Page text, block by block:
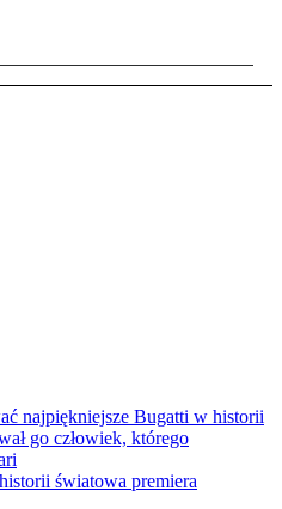
najpiękniejsze Bugatti w historii
go człowiek, którego
światowa premiera